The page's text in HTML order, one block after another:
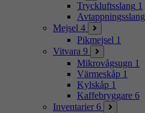
Tryckluftsslang 1
Avtappningsslang
Mejsel 4
Pikmejsel 1
Vitvara 9
Mikrovågsugn 1
Värmeskåp 1
Kylskåp 1
Kaffebryggare 6
Inventarier 6